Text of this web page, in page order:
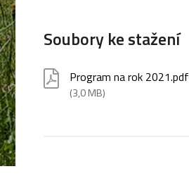
Soubory ke stažení
Program na rok 2021.pdf
(3,0 MB)